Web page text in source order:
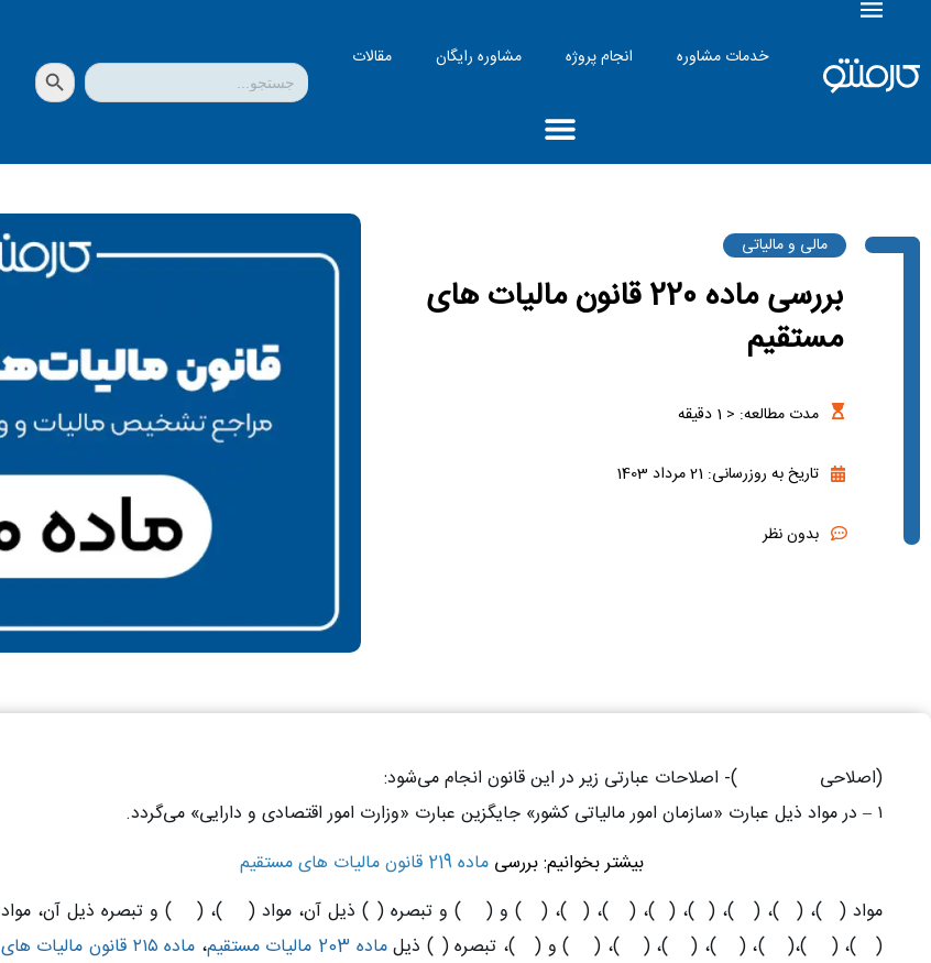
خدمات مشاوره انجام پروژه مشاوره رایگان مقالات جستجو
برای:
دکمه جستجو
مالی و مالیاتی
بررسی ماده 220 قانون مالیات های
مستقیم
مدت مطالعه: < 1 دقیقه
تاریخ به روزرسانی: 21 مرداد 1403
بدون نظر
(اصلاحی اصلاحات عبارتی زیر در این قانون انجام می‌شود:
۱ – در مواد ذیل عبارت «‌سازمان امور مالیاتی کشور» جایگزین عبارت «‌وزارت امور اقتصادی و دارایی» می‌گردد.
بیشتر بخوانیم: بررسیماده 219 قانون مالیات های مستقیم
‌مواد (۲۶) ، (۲۹) ، (۳۹) ، (۴۰) ، (۴۱) ، (۵۷) ، (۸۰) ، (۱۱۴) و ( ۱۵۴) و تبصره ( ۲) ذیل آن، مواد ( ۱۵۸) ، ( ۱۵۹) و تبصره ذیل آن، مواد
(۱۶۰) ، ( ۱۶۳) ،( ۱۶۴) ، ( ۱۶۶) ، (۱۶۹) ، ( ۱۷۶) ، (۱۸۶) و ( ۱۹۱) ، تبصره ( ۲) ذیلماده 203 مالیات مستقیم ،
ماده ۲۱۵ قانون مالیات های